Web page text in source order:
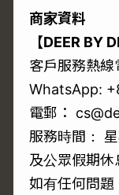
商家資料
【DEER BY
客戶服務熱
WhatsApp:
電郵：
服務時間：
及公眾假期休
如有任何問題